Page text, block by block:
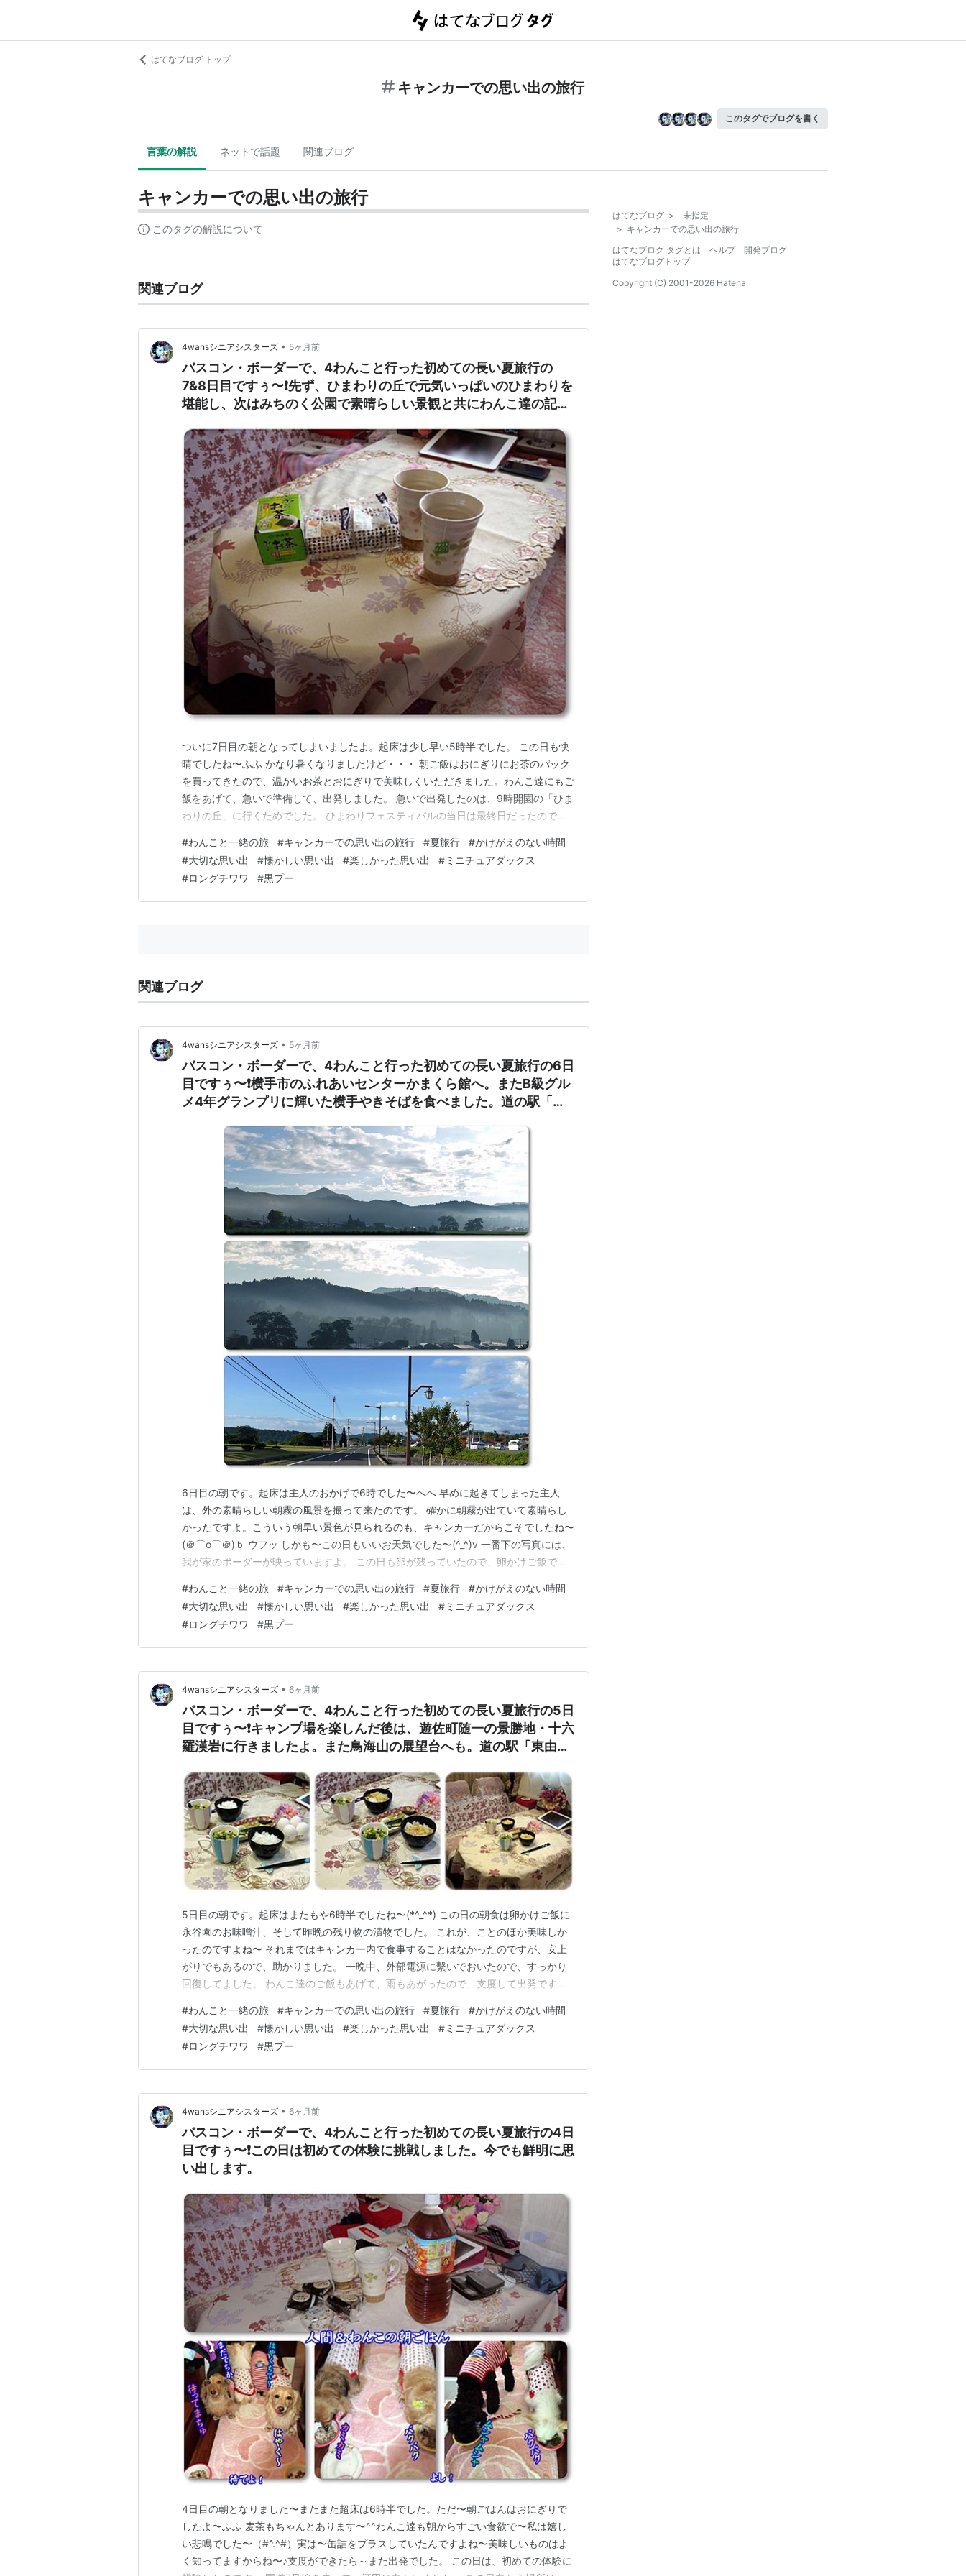
はてなブログ トップ
キャンカーでの思い出の旅行
このタグでブログを書く
言葉の解説 ネットで話題 関連ブログ
キャンカーでの思い出の旅行
このタグの解説について
関連ブログ
4wansシニアシスターズ • 5ヶ月前
バスコン・ボーダーで、4わんこと行った初めての長い夏旅行の
7&8日目ですぅ〜❗先ず、ひまわりの丘で元気いっぱいのひまわりを
堪能し、次はみちのく公園で素晴らしい景観と共にわんこ達の記念
ついに7日目の朝となってしまいましたよ。起床は少し早い5時半でした。 この日も快
晴でしたね〜ふふ かなり暑くなりましたけど・・・ 朝ご飯はおにぎりにお茶のパック
を買ってきたので、温かいお茶とおにぎりで美味しくいただきました。わんこ達にもご
飯をあげて、急いで準備して、出発しました。 急いで出発したのは、9時開園の「ひま
わりの丘」に行くためでした。 ひまわりフェスティバルの当日は最終日だったので、
はと、とにかく早く駐車場に着くべく、急いだのですが、その甲斐あって、駐車場はま
だガラガラでしたよ。ただ、既に来ている人はいて、…
#わんこと一緒の旅 #キャンカーでの思い出の旅行 #夏旅行 #かけがえのない時間
#大切な思い出 #懐かしい思い出 #楽しかった思い出 #ミニチュアダックス
#ロングチワワ #黒プー
関連ブログ
4wansシニアシスターズ • 5ヶ月前
バスコン・ボーダーで、4わんこと行った初めての長い夏旅行の6日
目ですぅ〜❗横手市のふれあいセンターかまくら館へ。またB級グル
メ4年グランプリに輝いた横手やきそばを食べました。道の駅「三
6日目の朝です。起床は主人のおかげで6時でした〜へへ 早めに起きてしまった主人
は、外の素晴らしい朝霧の風景を撮って来たのです。 確かに朝霧が出ていて素晴らし
かったですよ。こういう朝早い景色が見られるのも、キャンカーだからこそでしたね〜
(＠⌒ο⌒＠)ｂ ウフッ しかも〜この日もいいお天気でした〜(^_^)v 一番下の写真には、
我が家のボーダーが映っていますよ。 この日も卵が残っていたので、卵かけご飯でし
た） 凛がまたまたダイネットソファに乗ってますね〜笑 わんこ達のご飯も終わり、支
度も済み、出発しました。 皆も可愛いワ…
#わんこと一緒の旅 #キャンカーでの思い出の旅行 #夏旅行 #かけがえのない時間
#大切な思い出 #懐かしい思い出 #楽しかった思い出 #ミニチュアダックス
#ロングチワワ #黒プー
4wansシニアシスターズ • 6ヶ月前
バスコン・ボーダーで、4わんこと行った初めての長い夏旅行の5日
目ですぅ〜❗キャンプ場を楽しんだ後は、遊佐町随一の景勝地・十六
羅漢岩に行きましたよ。また鳥海山の展望台へも。道の駅「東由
5日目の朝です。起床はまたもや6時半でしたね〜(*^_^*) この日の朝食は卵かけご飯に
永谷園のお味噌汁、そして昨晩の残り物の漬物でした。 これが、ことのほか美味しか
ったのですよね〜 それまではキャンカー内で食事することはなかったのですが、安上
がりでもあるので、助かりました。 一晩中、外部電源に繫いでおいたので、すっかり
回復してました。 わんこ達のご飯もあげて、雨もあがったので、支度して出発です。
が、スルーして下さい(*´艸)(艸｀*)ﾈｰ キャンカーの後ろにいた主人を探している小雪
です。ちょっとでも主人の姿がないと…
#わんこと一緒の旅 #キャンカーでの思い出の旅行 #夏旅行 #かけがえのない時間
#大切な思い出 #懐かしい思い出 #楽しかった思い出 #ミニチュアダックス
#ロングチワワ #黒プー
4wansシニアシスターズ • 6ヶ月前
バスコン・ボーダーで、4わんこと行った初めての長い夏旅行の4日
目ですぅ〜❗この日は初めての体験に挑戦しました。今でも鮮明に思
い出します。
4日目の朝となりました〜またまた超床は6時半でした。ただ〜朝ごはんはおにぎりで
したよ〜ふふ 麦茶もちゃんとあります〜^^わんこ達も朝からすごい食欲で〜私は嬉し
い悲鳴でした〜（#^.^#）実は〜缶詰をプラスしていたんですよね〜美味しいものはよ
く知ってますからね〜♪支度ができたら～また出発でした。 この日は、初めての体験に
はてなブログ >
未指定
> キャンカーでの思い出の旅行
はてなブログ タグとは
ヘルプ
開発ブログ
はてなブログトップ
Copyright (C) 2001-2026 Hatena.